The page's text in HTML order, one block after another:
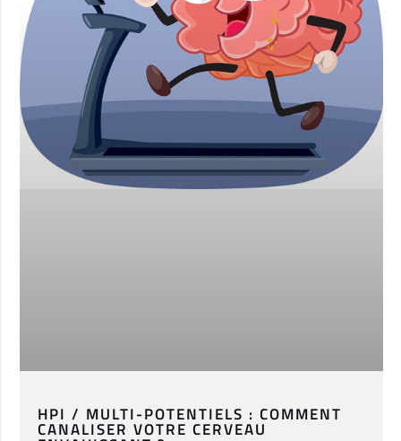
HPI / MULTI-POTENTIELS : COMMENT
CANALISER VOTRE CERVEAU